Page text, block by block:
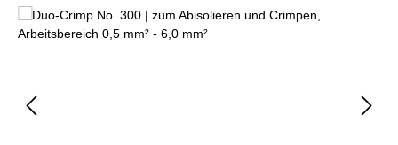
Bildergalerie überspringen